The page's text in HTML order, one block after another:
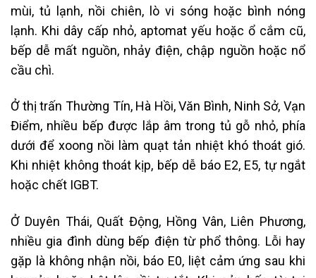
mùi, tủ lạnh, nồi chiên, lò vi sóng hoặc bình nóng
lạnh. Khi dây cấp nhỏ, aptomat yếu hoặc ổ cắm cũ,
bếp dễ mất nguồn, nhảy điện, chập nguồn hoặc nổ
cầu chì.
Ở thị trấn Thường Tín, Hà Hồi, Văn Bình, Ninh Sở, Vạn
Điểm, nhiều bếp được lắp âm trong tủ gỗ nhỏ, phía
dưới để xoong nồi làm quạt tản nhiệt khó thoát gió.
Khi nhiệt không thoát kịp, bếp dễ báo E2, E5, tự ngắt
hoặc chết IGBT.
Ở Duyên Thái, Quất Động, Hồng Vân, Liên Phương,
nhiều gia đình dùng bếp điện từ phổ thông. Lỗi hay
gặp là không nhận nồi, báo E0, liệt cảm ứng sau khi